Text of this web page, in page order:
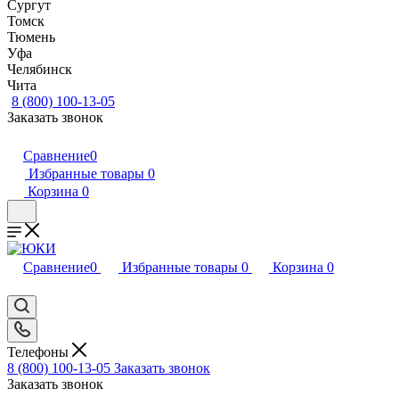
Сургут
Томск
Тюмень
Уфа
Челябинск
Чита
8 (800) 100-13-05
Заказать звонок
Сравнение0
Избранные товары 0
Корзина 0
Сравнение0 Избранные товары 0 Корзина 0
Телефоны
8 (800) 100-13-05 Заказать звонок
Заказать звонок